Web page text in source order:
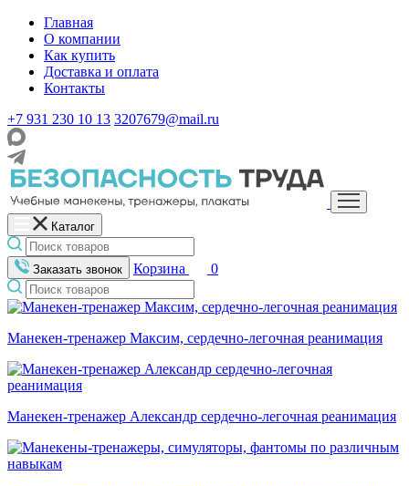
Главная
О компании
Как купить
Доставка и оплата
Контакты
+7 931 230 10 13 3207679@mail.ru
Каталог
Заказать звонок Корзина 0
Манекен-тренажер Максим, сердечно-легочная реанимация
Манекен-тренажер Александр сердечно-легочная реанимация